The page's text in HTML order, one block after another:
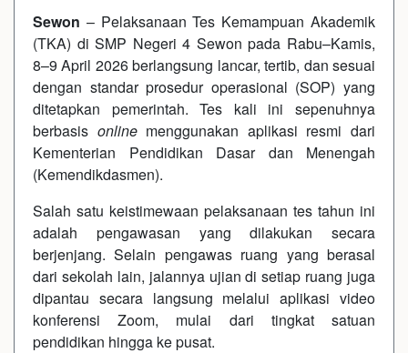
Sewon – Pelaksanaan Tes Kemampuan Akademik
(TKA) di SMP Negeri 4 Sewon pada Rabu–Kamis,
8–9 April 2026 berlangsung lancar, tertib, dan sesuai
dengan standar prosedur operasional (SOP) yang
ditetapkan pemerintah. Tes kali ini sepenuhnya
berbasis onlinemenggunakan aplikasi resmi dari
Kementerian Pendidikan Dasar dan Menengah
(Kemendikdasmen).
Salah satu keistimewaan pelaksanaan tes tahun ini
adalah pengawasan yang dilakukan secara
berjenjang. Selain pengawas ruang yang berasal
dari sekolah lain, jalannya ujian di setiap ruang juga
dipantau secara langsung melalui aplikasi video
konferensi Zoom, mulai dari tingkat satuan
pendidikan hingga ke pusat.